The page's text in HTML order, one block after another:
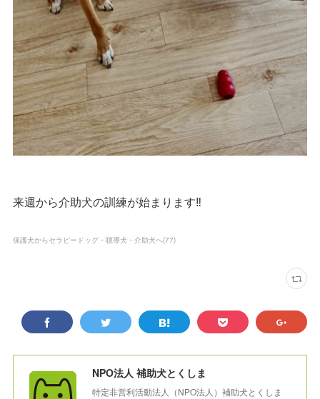
来週から介助犬の訓練が始まります‼︎
保護犬からセラピードッグ・聴導犬・介助犬へ(77)
NPO法人 補助犬とくしま
特定非営利活動法人（NPO法人）補助犬とくしま